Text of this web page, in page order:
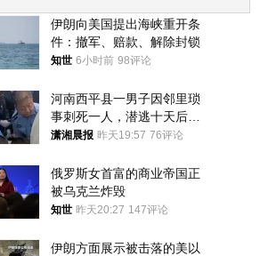
伊朗向美国提出海峡重开条
件：撤军、赔款、解除封锁
知世 6小时前 98评论
河南西平县一男子因邻里琐
事刺死一人，潜逃十天后在
十多公里外一片玉米地里落
潇湘晨报 昨天19:57 76评论
俄罗斯女首富的商业帝国正
被乌克兰炸毁
知世 昨天20:27 147评论
伊朗方面展示被击落的美以